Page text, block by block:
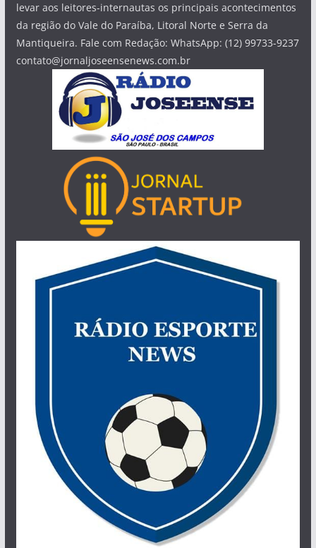
levar aos leitores-internautas os principais acontecimentos
da região do Vale do Paraíba, Litoral Norte e Serra da
Mantiqueira. Fale com Redação: WhatsApp: (12) 99733-9237
contato@jornaljoseensenews.com.br